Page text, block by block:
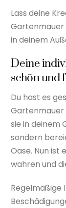
Lass deine
Gartenmauer
in deinem
Deine
schön und
Du hast es
Gartenmauer
sie in deinem
sondern
Oase. Nun ist
wahren und
Regelmäßige